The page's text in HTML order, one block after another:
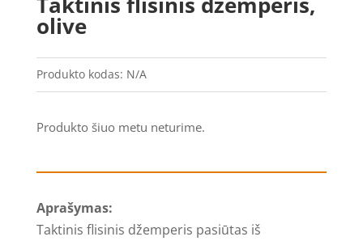
olive
Produkto kodas: N/A
Produkto šiuo metu neturime.
Aprašymas:
Taktinis flisinis džemperis pasiūtas iš